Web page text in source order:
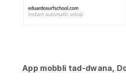
App mobbli tad-dwana,